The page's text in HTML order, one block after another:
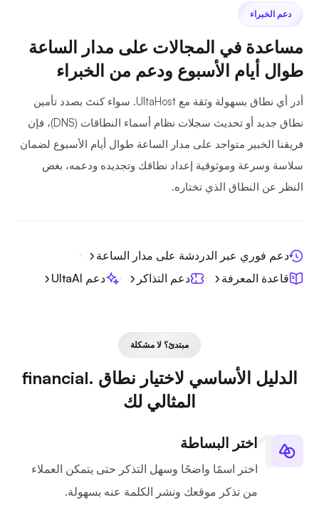
دعم الخبراء
مساعدة في المجالات على مدار الساعة
طوال أيام الأسبوع ودعم من الخبراء
أدر أي نطاق بسهولة وثقة مع UltaHost. سواء كنتَ بصدد تأمين
نطاق جديد أو تحديث سجلات نظام أسماء النطاقات (DNS)، فإن
فريقنا الخبير متواجد على مدار الساعة طوال أيام الأسبوع لضمان
سلاسة وسرعة وموثوقية إعداد نطاقك وتجديده ودعمه، بغض
النظر عن النطاق الذي تختاره.
دعم فوري عبر الدردشة على مدار الساعة
قاعدة المعرفة
دعم التذاكر دعم UltaAI
مبتدئ؟ لا مشكلة
الدليل الأساسي لاختيار نطاق .financial
المثالي لك
اختر البساطة
اختر اسمًا واضحًا وسهل التذكر حتى يتمكن العملاء
من تذكر موقعك ونشر الكلمة عنه بسهولة.